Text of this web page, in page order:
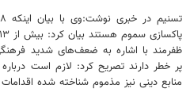
پاکسازی سموم هستند بیان کرد: بیش از ۱۳ نفر نیز بیمار سرپایی بودند.
ظفرمند با اشاره به ضعف‌های شدید
پر خطر دارند تصریح کرد: لازم است
منابع دینی نیز مذموم شناخته شده